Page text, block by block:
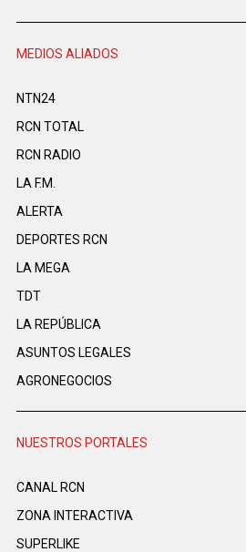
MEDIOS ALIADOS
NTN24
RCN TOTAL
RCN RADIO
LA F.M.
ALERTA
DEPORTES RCN
LA MEGA
TDT
LA REPÚBLICA
ASUNTOS LEGALES
AGRONEGOCIOS
NUESTROS PORTALES
CANAL RCN
ZONA INTERACTIVA
SUPERLIKE